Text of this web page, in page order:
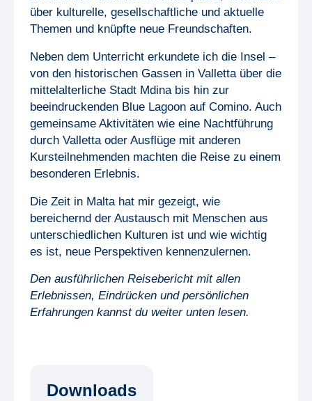
über kulturelle, gesellschaftliche und aktuelle
Themen und knüpfte neue Freundschaften.
Neben dem Unterricht erkundete ich die Insel –
von den historischen Gassen in Valletta über die
mittelalterliche Stadt Mdina bis hin zur
beeindruckenden Blue Lagoon auf Comino. Auch
gemeinsame Aktivitäten wie eine Nachtführung
durch Valletta oder Ausflüge mit anderen
Kursteilnehmenden machten die Reise zu einem
besonderen Erlebnis.
Die Zeit in Malta hat mir gezeigt, wie
bereichernd der Austausch mit Menschen aus
unterschiedlichen Kulturen ist und wie wichtig
es ist, neue Perspektiven kennenzulernen.
Den ausführlichen Reisebericht mit allen
Erlebnissen, Eindrücken und persönlichen
Erfahrungen kannst du weiter unten lesen.
Downloads